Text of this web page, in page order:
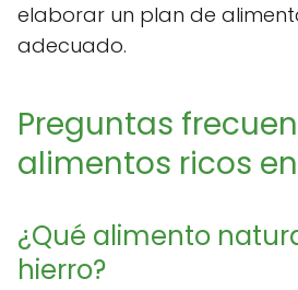
elaborar un plan de
adecuado.
Preguntas
alimentos ricos
¿Qué alimento
hierro?